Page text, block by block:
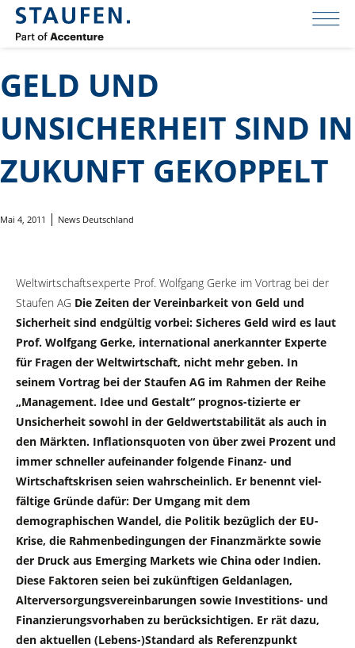
GELD UND
UNSICHERHEIT SIND IN
ZUKUNFT GEKOPPELT
Mai 4, 2011 News Deutschland
Weltwirtschaftsexperte Prof. Wolfgang Gerke im Vortrag bei der
Staufen AG Die Zeiten der Vereinbarkeit von Geld und
Sicherheit sind endgültig vorbei: Sicheres Geld wird es laut
Prof. Wolfgang Gerke, international anerkannter Experte
für Fragen der Weltwirtschaft, nicht mehr geben. In
seinem Vortrag bei der Staufen AG im Rahmen der Reihe
„Management. Idee und Gestalt“ prognos-tizierte er
Unsicherheit sowohl in der Geldwertstabilität als auch in
den Märkten. Inflationsquoten von über zwei Prozent und
immer schneller aufeinander folgende Finanz- und
Wirtschaftskrisen seien wahrscheinlich. Er benennt viel-
fältige Gründe dafür: Der Umgang mit dem
demographischen Wandel, die Politik bezüglich der EU-
Krise, die Rahmenbedingungen der Finanzmärkte sowie
der Druck aus Emerging Markets wie China oder Indien.
Diese Faktoren seien bei zukünftigen Geldanlagen,
Alterversorgungsvereinbarungen sowie Investitions- und
Finanzierungsvorhaben zu berücksichtigen. Er rät dazu,
den aktuellen (Lebens-)Standard als Referenzpunkt